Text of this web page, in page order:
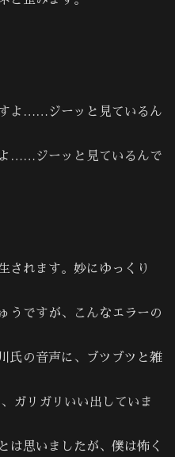
よ……ジーッと見ているん
……ジーッと見ているんで
されます。妙にゆっくり
うですが、こんなエラーの
氏の音声に、ブツブツと雑
ガリガリいい出していま
は思いましたが、僕は怖く